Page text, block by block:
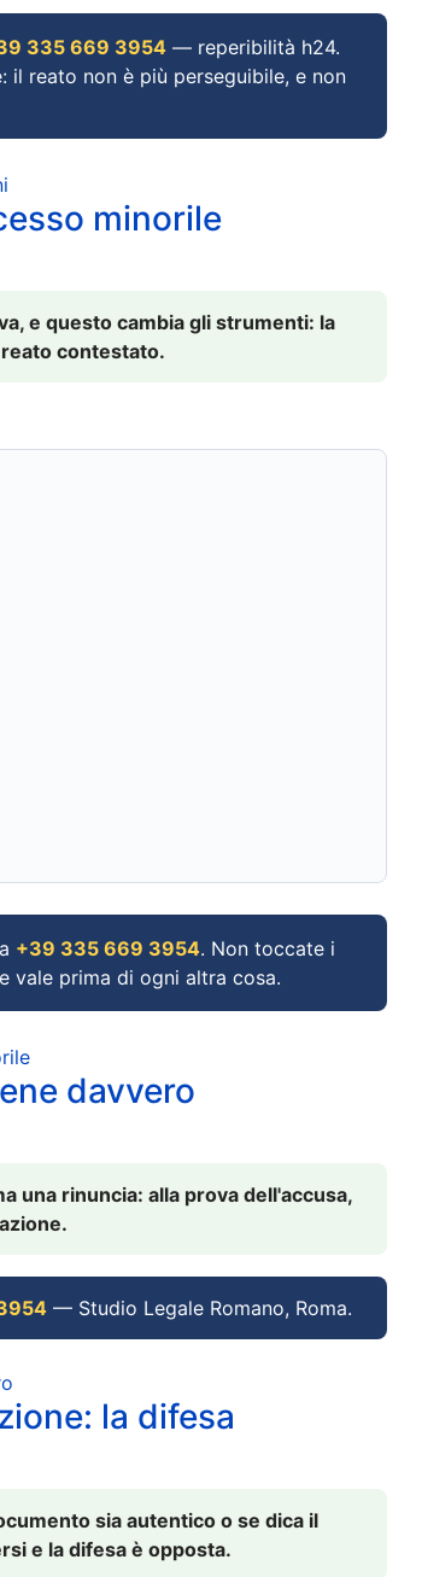
335 669 3954 — reperibilità h24.
il reato non è più perseguibile, e non
minorile
e questo cambia gli strumenti: la
contestato.
+39 335 669 3954. Non toccate i
vale prima di ogni altra cosa.
davvero
una rinuncia: alla prova dell'accusa,
— Studio Legale Romano, Roma.
la difesa
sia autentico o se dica il
e la difesa è opposta.